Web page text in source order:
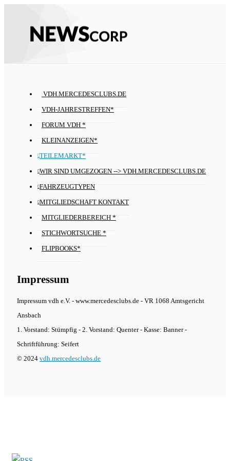
VDH.MERCEDESCLUBS.DE
VDH-JAHRESTREFFEN*
FORUM VDH *
KLEINANZEIGEN*
TEILEMARKT*
WIR SIND UMGEZOGEN --> VDH.MERCEDESCLUBS.DE
FAHRZEUGTYPEN
MITGLIEDSCHAFT KONTAKT
MITGLIEDERBEREICH *
STICHWORTSUCHE *
FLIPBOOKS*
Impressum
Impressum vdh e.V. - www.mercedesclubs.de - VR 1068 Amtsgericht
Ansbach
1. Vorstand: Stümpfig - 2. Vorstand: Quenter - Kasse: Banner -
Schriftführung: Seifert
© 2024 vdh.mercedesclubs.de